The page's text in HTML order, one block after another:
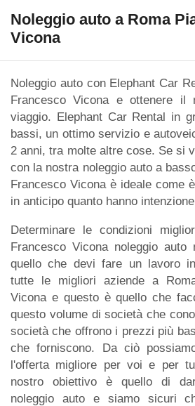
Noleggio auto a Roma
Vicona
Noleggio auto con Elephant Car
Francesco Vicona e ottenere il
viaggio. Elephant Car Rental in
bassi, un ottimo servizio e
2 anni, tra molte altre cose. Se si
con la nostra noleggio auto a
Francesco Vicona è ideale come
in anticipo quanto hanno
Determinare le condizioni
Francesco Vicona noleggio
quello che devi fare un lavoro
tutte le migliori aziende a
Vicona e questo è quello che
questo volume di società che
società che offrono i prezzi più
che forniscono. Da ciò
l'offerta migliore per voi e per
nostro obiettivo è quello di
noleggio auto e siamo sicuri